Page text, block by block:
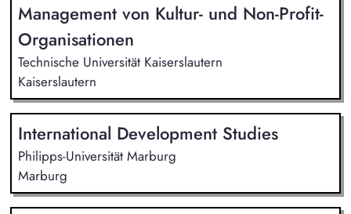
Management von Kultur- und Non-Profit-
Organisationen
Technische Universität Kaiserslautern
Kaiserslautern
International Development Studies
Philipps-Universität Marburg
Marburg